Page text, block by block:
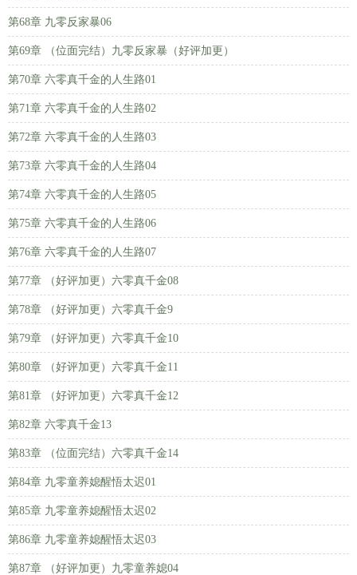
第68章 九零反家暴06
第69章 （位面完结）九零反家暴（好评加更）
第70章 六零真千金的人生路01
第71章 六零真千金的人生路02
第72章 六零真千金的人生路03
第73章 六零真千金的人生路04
第74章 六零真千金的人生路05
第75章 六零真千金的人生路06
第76章 六零真千金的人生路07
第77章 （好评加更）六零真千金08
第78章 （好评加更）六零真千金9
第79章 （好评加更）六零真千金10
第80章 （好评加更）六零真千金11
第81章 （好评加更）六零真千金12
第82章 六零真千金13
第83章 （位面完结）六零真千金14
第84章 九零童养媳醒悟太迟01
第85章 九零童养媳醒悟太迟02
第86章 九零童养媳醒悟太迟03
第87章 （好评加更）九零童养媳04